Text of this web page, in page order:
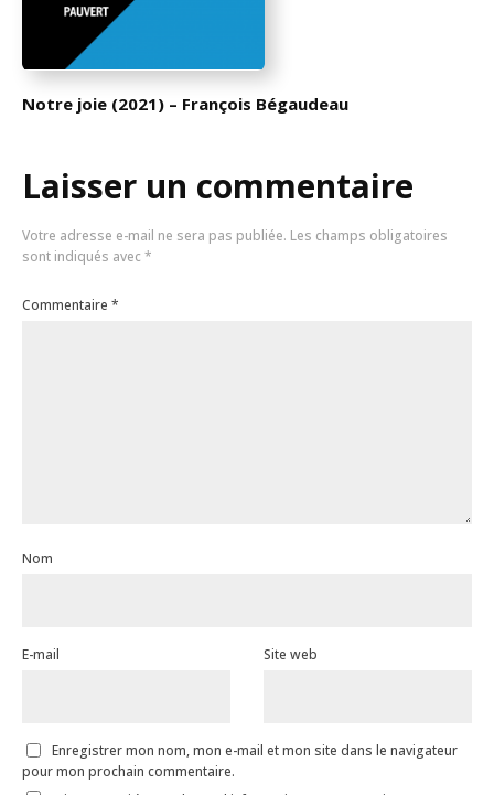
Notre joie (2021) – François Bégaudeau
Laisser un commentaire
Votre adresse e-mail ne sera pas publiée. Les champs obligatoires
sont indiqués avec *
Commentaire *
Nom
E-mail Site web
Enregistrer mon nom, mon e-mail et mon site dans le navigateur
pour mon prochain commentaire.